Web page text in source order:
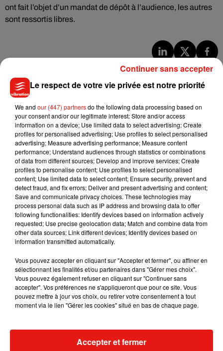
ont fait l’objet d’un mandat de dépôt à l’audience, les autres
sont ressortis libres.
7 août 2026
Julien Lieb s’essaye à la vie de chatelain
dans son nouveau clip
7 août 2026
Madonna sort enfin le remix de « Love
Sensation » avec Kylie Minogue
Tayc et Didi B dévoilent le single le plus
dansant de l’année
Angèle et Amélie Lens dévoilent leur
Le respect de votre vie privée est notre priorité
We and our (447) partnersdo the following data processing based on
your consent and/or our legitimate interest: Store and/or access
information on a device; Use limited data to select advertising; Create
profiles for personalised advertising; Use profiles to select personalised
advertising; Measure advertising performance; Measure content
performance; Understand audiences through statistics or combinations
of data from different sources; Develop and improve services; Create
profiles to personalise content; Use profiles to select personalised
content; Use limited data to select content; Ensure security, prevent and
detect fraud, and fix errors; Deliver and present advertising and content;
Save and communicate privacy choices. These technologies may
process personal data such as IP address and browsing data to offer
following functionalities: Identify devices based on information actively
requested; Use precise geolocation data; Match and combine data from
other data sources; Link different devices; Identify devices based on
information transmitted automatically.
Vous pouvez accepter en cliquant sur "Accepter et fermer", ou affiner en
sélectionnant les finalités et/ou partenaires dans "Gérer mes choix".
Vous pouvez également refuser en cliquant sur "Continuer sans
accepter". Vos préférences ne s'appliqueront que pour ce site. Vous
pouvez mettre à jour vos choix, ou retirer votre consentement à tout
moment via le lien "Gérer les cookies" situé en bas de chaque page.
Accepter et fermer
Continuer sans accepter